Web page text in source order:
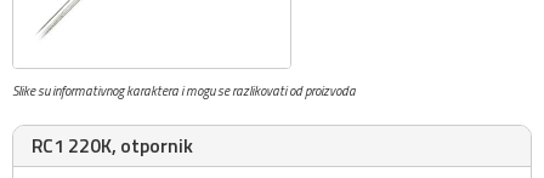
Slike su informativnog karaktera i mogu se razlikovati od proizvoda
RC1 220K, otpornik